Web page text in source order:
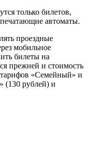
только билетов,
автоматы.
проездные
мобильное
билеты на
прежней и стоимость
тарифов «Семейный» и
(130 рублей) и